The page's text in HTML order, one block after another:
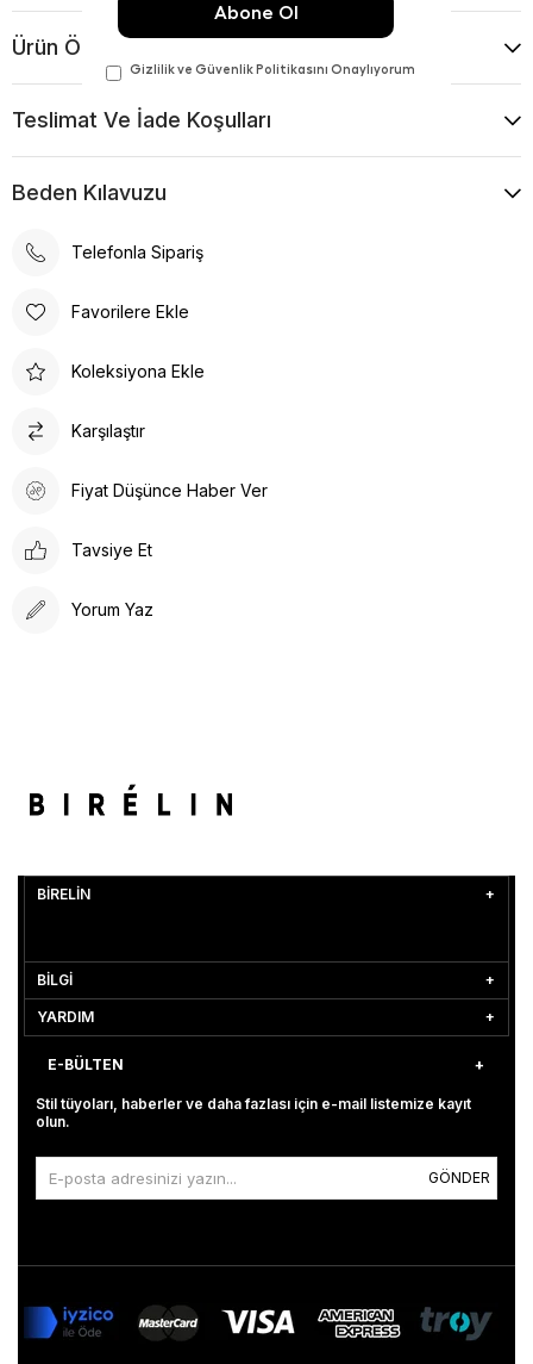
Ürün Önerileri
Teslimat Ve İade Koşulları
Beden Kılavuzu
Telefonla Sipariş
Favorilere Ekle
Koleksiyona Ekle
Karşılaştır
Fiyat Düşünce Haber Ver
Tavsiye Et
Yorum Yaz
BİRELİN
BİLGİ
YARDIM
E-BÜLTEN
Stil tüyoları, haberler ve daha fazlası için e-mail listemize kayıt
olun.
GÖNDER